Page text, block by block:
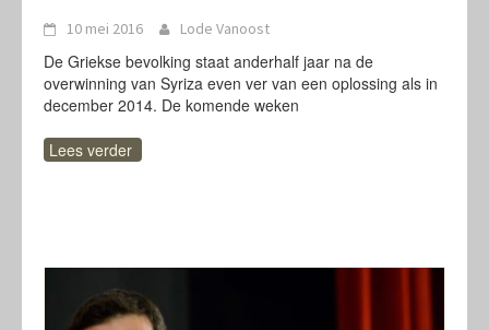
10 mei 2016 Lode Vanoost
De Griekse bevolking staat anderhalf jaar na de
overwinning van Syriza even ver van een oplossing als in
december 2014. De komende weken
Lees verder